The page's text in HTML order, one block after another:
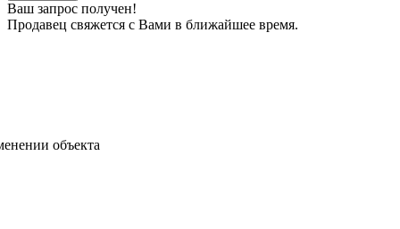
Ваш запрос получен!
Продавец свяжется с Вами в ближайшее время.
объекта